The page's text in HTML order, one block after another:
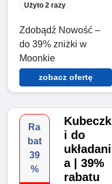
Użyto 2 razy
Zdobądź Nowość –
do 39% zniżki w
Moonkie
zobacz ofertę
Ra
bat
39
%
Kubeczk
i do
układani
a | 39%
rabatu